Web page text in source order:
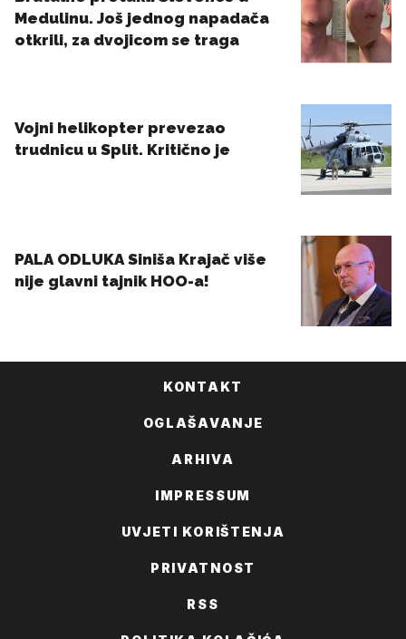
KONTAKT
OGLAŠAVANJE
ARHIVA
IMPRESSUM
UVJETI KORIŠTENJA
PRIVATNOST
RSS